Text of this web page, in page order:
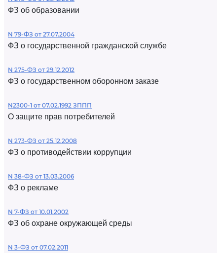
ФЗ об образовании
N 79-ФЗ от 27.07.2004
ФЗ о государственной гражданской службе
N 275-ФЗ от 29.12.2012
ФЗ о государственном оборонном заказе
N2300-1 от 07.02.1992 ЗППП
О защите прав потребителей
N 273-ФЗ от 25.12.2008
ФЗ о противодействии коррупции
N 38-ФЗ от 13.03.2006
ФЗ о рекламе
N 7-ФЗ от 10.01.2002
ФЗ об охране окружающей среды
N 3-ФЗ от 07.02.2011